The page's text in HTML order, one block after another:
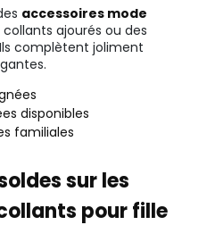
accessoires mode
ajourés ou des
complètent joliment
disponibles
familiales
sur les
pour fille